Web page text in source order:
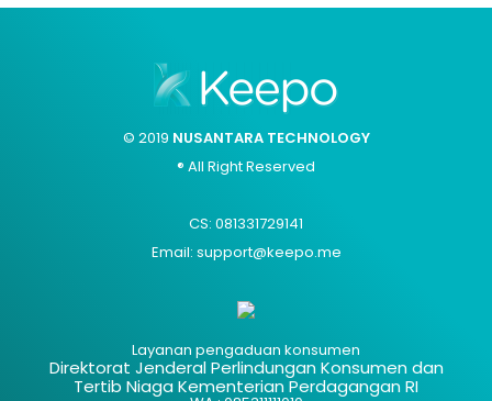
© 2019 NUSANTARA TECHNOLOGY
® All Right Reserved
CS: 081331729141
Email: support@keepo.me
Layanan pengaduan konsumen
Direktorat Jenderal Perlindungan Konsumen dan
Tertib Niaga Kementerian Perdagangan RI